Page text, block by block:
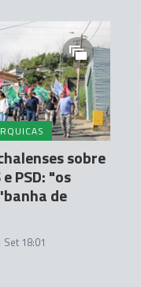
sobre
PSD: "os
de
Set 18:01